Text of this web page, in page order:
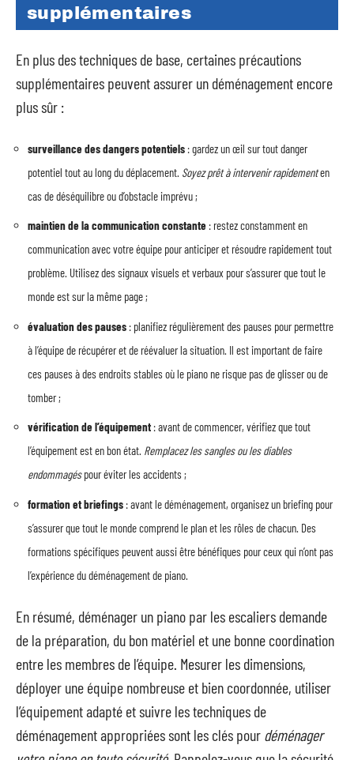
supplémentaires
En plus des techniques de base, certaines précautions
supplémentaires peuvent assurer un déménagement encore
plus sûr :
surveillance des dangers potentiels : gardez un œil sur tout danger
potentiel tout au long du déplacement. Soyez prêt à intervenir rapidementen
cas de déséquilibre ou d’obstacle imprévu ;
maintien de la communication constante : restez constamment en
communication avec votre équipe pour anticiper et résoudre rapidement tout
problème. Utilisez des signaux visuels et verbaux pour s’assurer que tout le
monde est sur la même page ;
évaluation des pauses : planifiez régulièrement des pauses pour permettre
à l’équipe de récupérer et de réévaluer la situation. Il est important de faire
ces pauses à des endroits stables où le piano ne risque pas de glisser ou de
tomber ;
vérification de l’équipement : avant de commencer, vérifiez que tout
l’équipement est en bon état. Remplacez les sangles ou les diables
endommagéspour éviter les accidents ;
formation et briefings : avant le déménagement, organisez un briefing pour
s’assurer que tout le monde comprend le plan et les rôles de chacun. Des
formations spécifiques peuvent aussi être bénéfiques pour ceux qui n’ont pas
l’expérience du déménagement de piano.
En résumé, déménager un piano par les escaliers demande
de la préparation, du bon matériel et une bonne coordination
entre les membres de l’équipe. Mesurer les dimensions,
déployer une équipe nombreuse et bien coordonnée, utiliser
l’équipement adapté et suivre les techniques de
déménagement appropriées sont les clés pour déménager